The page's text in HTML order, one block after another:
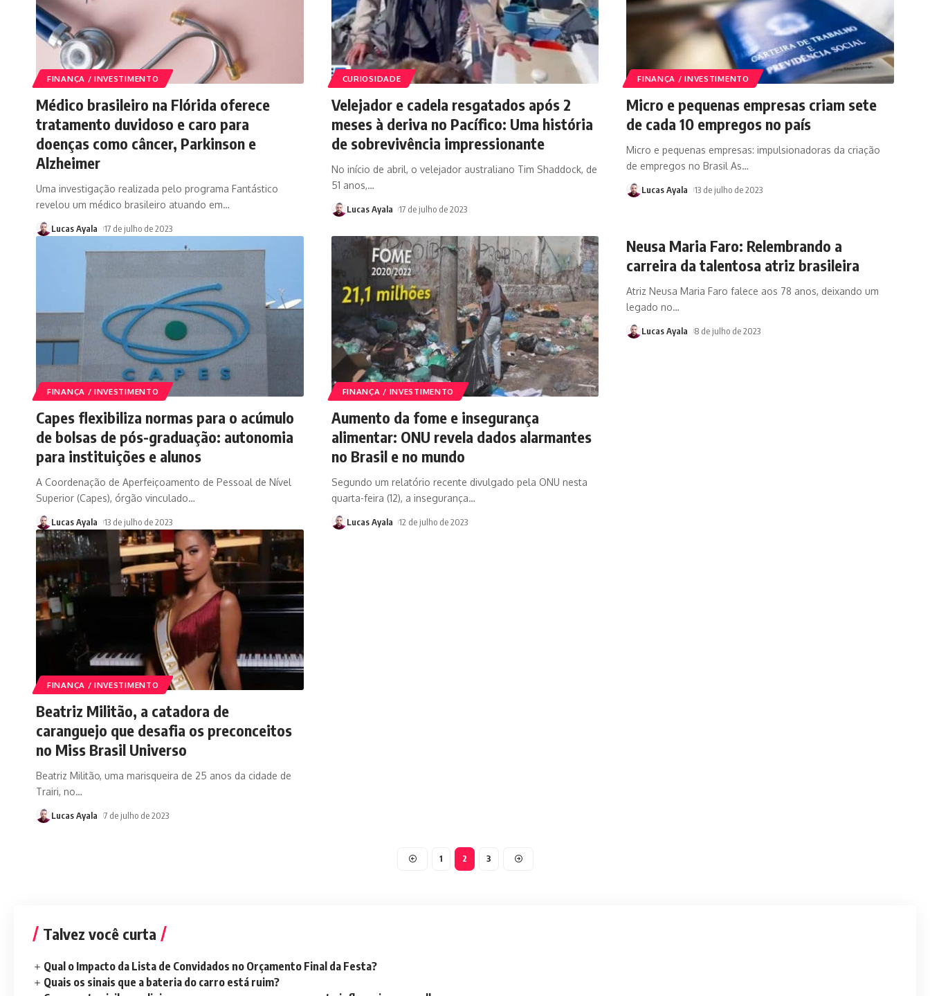
FINANÇA / INVESTIMENTO
Médico brasileiro na Flórida oferece
tratamento duvidoso e caro para
doenças como câncer, Parkinson e
Alzheimer
Uma investigação realizada pelo programa Fantástico
revelou um médico brasileiro atuando em…
Lucas Ayala 17 de julho de 2023
CURIOSIDADE
Velejador e cadela resgatados após 2
meses à deriva no Pacífico: Uma história
de sobrevivência impressionante
No início de abril, o velejador australiano Tim Shaddock, de
51 anos,…
Lucas Ayala 17 de julho de 2023
FINANÇA / INVESTIMENTO
Micro e pequenas empresas criam sete
de cada 10 empregos no país
Micro e pequenas empresas: impulsionadoras da criação
de empregos no Brasil As…
Lucas Ayala 13 de julho de 2023
FINANÇA / INVESTIMENTO
Capes flexibiliza normas para o acúmulo
de bolsas de pós-graduação: autonomia
para instituições e alunos
A Coordenação de Aperfeiçoamento de Pessoal de Nível
Superior (Capes), órgão vinculado…
Lucas Ayala 13 de julho de 2023
FINANÇA / INVESTIMENTO
Aumento da fome e insegurança
alimentar: ONU revela dados alarmantes
no Brasil e no mundo
Segundo um relatório recente divulgado pela ONU nesta
quarta-feira (12), a insegurança…
Lucas Ayala 12 de julho de 2023
Neusa Maria Faro: Relembrando a
carreira da talentosa atriz brasileira
Atriz Neusa Maria Faro falece aos 78 anos, deixando um
legado no…
Lucas Ayala 8 de julho de 2023
FINANÇA / INVESTIMENTO
Beatriz Militão, a catadora de
caranguejo que desafia os preconceitos
no Miss Brasil Universo
Beatriz Militão, uma marisqueira de 25 anos da cidade de
Trairi, no…
Lucas Ayala 7 de julho de 2023
1 2 3
Talvez você curta
Qual o Impacto da Lista de Convidados no Orçamento Final da Festa?
Quais os sinais que a bateria do carro está ruim?